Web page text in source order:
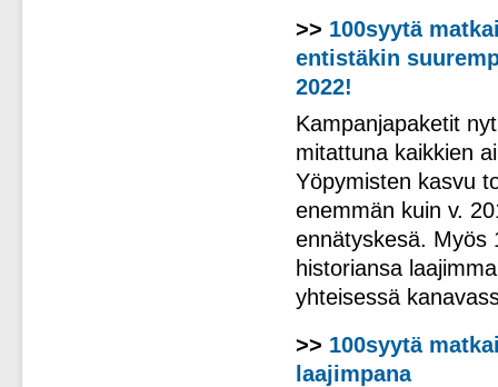
>> 100syytä
entistäkin
2022!
Kampanjapaketit
mitattuna kaikkien
Yöpymisten kasvu
enemmän kuin v.
ennätyskesä. Myös
historiansa
yhteisessä
>> 100syytä
laajimpana